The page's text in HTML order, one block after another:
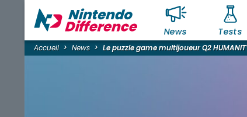
News Tests
Accueil News Le puzzle game multijoueur Q2